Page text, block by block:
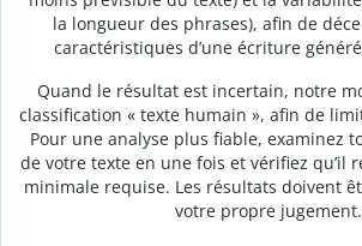
la longueur des phrases), afin de
caractéristiques d’une écriture
Quand le résultat est incertain, notre
classification « texte humain », afin de
Pour une analyse plus fiable, examinez
de votre texte en une fois et vérifiez qu’il
minimale requise. Les résultats doivent
votre propre jugement.